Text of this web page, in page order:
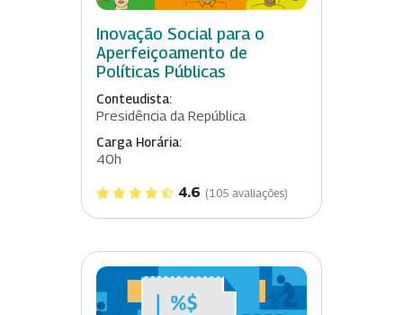
Inovação Social para o
Aperfeiçoamento de
Políticas Públicas
Conteudista:
Presidência da República
Carga Horária:
40h
4.6 (105 avaliações)